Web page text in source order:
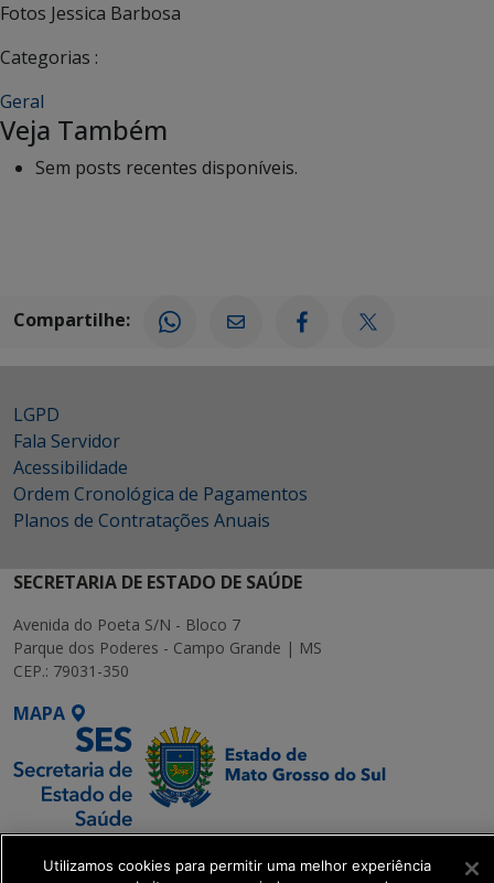
Fotos Jessica Barbosa
Categorias :
Geral
Veja Também
Sem posts recentes disponíveis.
Compartilhe:
LGPD
Fala Servidor
Acessibilidade
Ordem Cronológica de Pagamentos
Planos de Contratações Anuais
SECRETARIA DE ESTADO DE SAÚDE
Avenida do Poeta S/N - Bloco 7
Parque dos Poderes - Campo Grande | MS
CEP.: 79031-350
MAPA
Utilizamos cookies para permitir uma melhor experiência